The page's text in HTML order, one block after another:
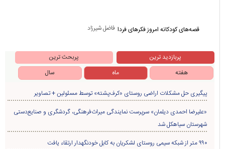
حجت الاسلام میثم میرزایی حماقت ایجاد، حفظ و حذف ارز ترجیحی